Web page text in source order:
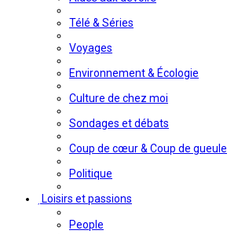
Télé & Séries
Voyages
Environnement & Écologie
Culture de chez moi
Sondages et débats
Coup de cœur & Coup de gueule
Politique
Loisirs et passions
People